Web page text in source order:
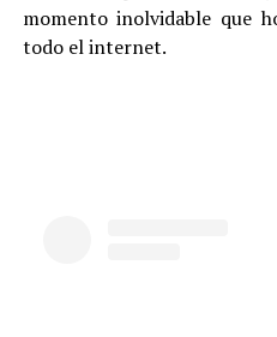
momento inolvidable que
todo el internet.